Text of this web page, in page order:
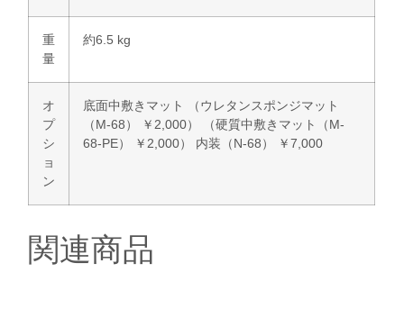
重
量
約6.5 kg
オ
プ
シ
ョ
ン
底面中敷きマット （ウレタンスポンジマット
（M-68） ￥2,000） （硬質中敷きマット（M-
68-PE） ￥2,000） 内装（N-68） ￥7,000
関連商品